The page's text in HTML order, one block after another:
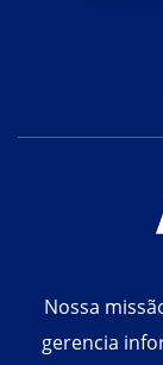
Nossa
gerencia